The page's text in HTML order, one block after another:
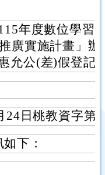
年度數位學習
廣實施計畫」
允公(差)假登記
24日桃教資字第
下：